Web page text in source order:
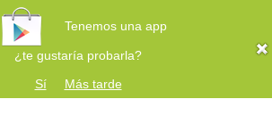
Tenemos una app
¿te gustaría probarla?
Sí
Más tarde